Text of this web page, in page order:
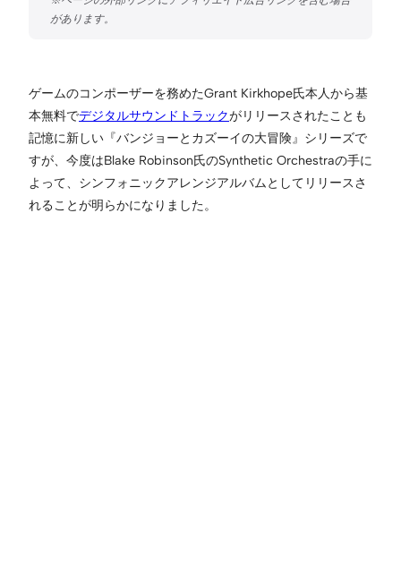
ゲームのコンポーザーを務めたGrant Kirkhope氏本人から基
本無料でデジタルサウンドトラックがリリースされたことも
記憶に新しい『バンジョーとカズーイの大冒険』シリーズで
すが、今度はBlake Robinson氏のSynthetic Orchestraの手に
よって、シンフォニックアレンジアルバムとしてリリースさ
れることが明らかになりました。